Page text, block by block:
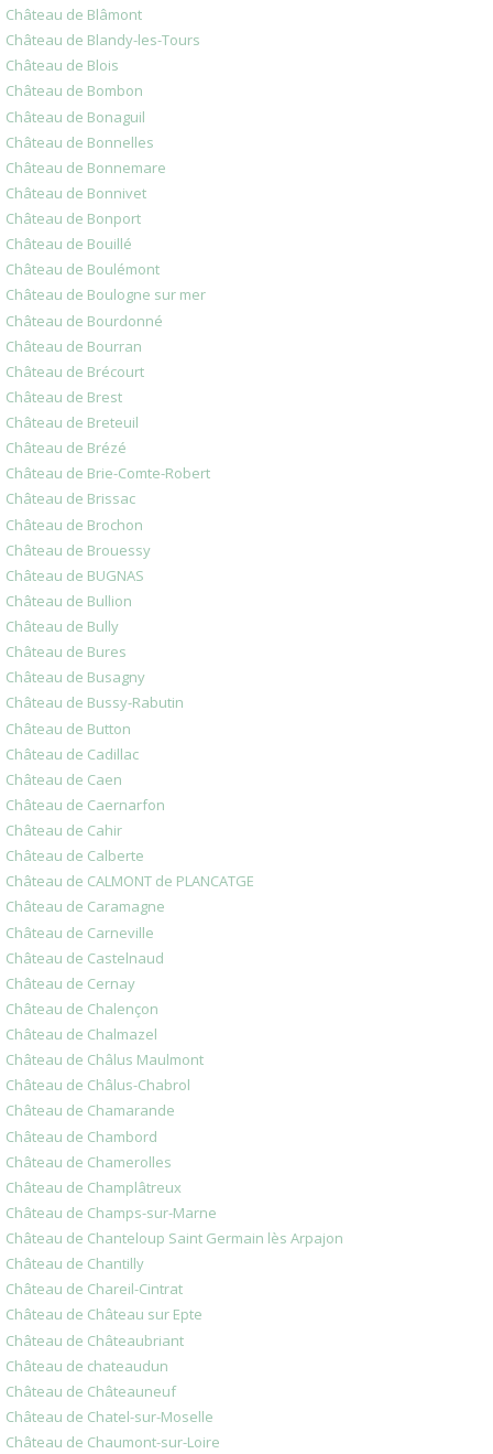
Château de Blâmont
Château de Blandy-les-Tours
Château de Blois
Château de Bombon
Château de Bonaguil
Château de Bonnelles
Château de Bonnemare
Château de Bonnivet
Château de Bonport
Château de Bouillé
Château de Boulémont
Château de Boulogne sur mer
Château de Bourdonné
Château de Bourran
Château de Brécourt
Château de Brest
Château de Breteuil
Château de Brézé
Château de Brie-Comte-Robert
Château de Brissac
Château de Brochon
Château de Brouessy
Château de BUGNAS
Château de Bullion
Château de Bully
Château de Bures
Château de Busagny
Château de Bussy-Rabutin
Château de Button
Château de Cadillac
Château de Caen
Château de Caernarfon
Château de Cahir
Château de Calberte
Château de CALMONT de PLANCATGE
Château de Caramagne
Château de Carneville
Château de Castelnaud
Château de Cernay
Château de Chalençon
Château de Chalmazel
Château de Châlus Maulmont
Château de Châlus-Chabrol
Château de Chamarande
Château de Chambord
Château de Chamerolles
Château de Champlâtreux
Château de Champs-sur-Marne
Château de Chanteloup Saint Germain lès Arpajon
Château de Chantilly
Château de Chareil-Cintrat
Château de Château sur Epte
Château de Châteaubriant
Château de chateaudun
Château de Châteauneuf
Château de Chatel-sur-Moselle
Château de Chaumont-sur-Loire